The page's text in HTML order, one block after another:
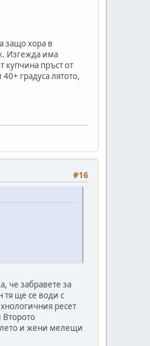
защо хора в
Изгежда има
купчина пръст от
градуса лятото,
#16
че забравете за
тя ще се води с
ресет
и жени мелещи